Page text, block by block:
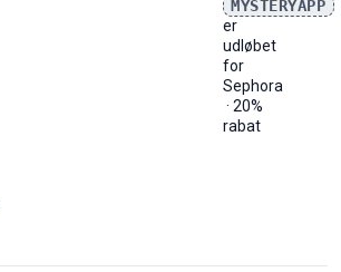
MYSTERYAPP
er
udløbet
for
Sephora
· 20%
rabat